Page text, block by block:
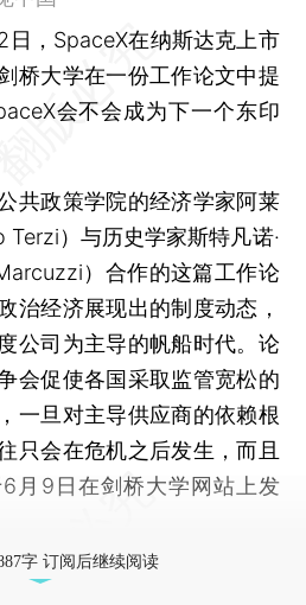
日，SpaceX在纳斯达克上市
桥大学在一份工作论文中提
会不会成为下一个东印
政策学院的经济学家阿莱
Terzi）与历史学家斯特凡诺·
）合作的这篇工作论
治经济展现出的制度动态，
公司为主导的帆船时代。论
会促使各国采取监管宽松的
一旦对主导供应商的依赖根
只会在危机之后发生，而且
月9日在剑桥大学网站上发
字 订阅后继续阅读